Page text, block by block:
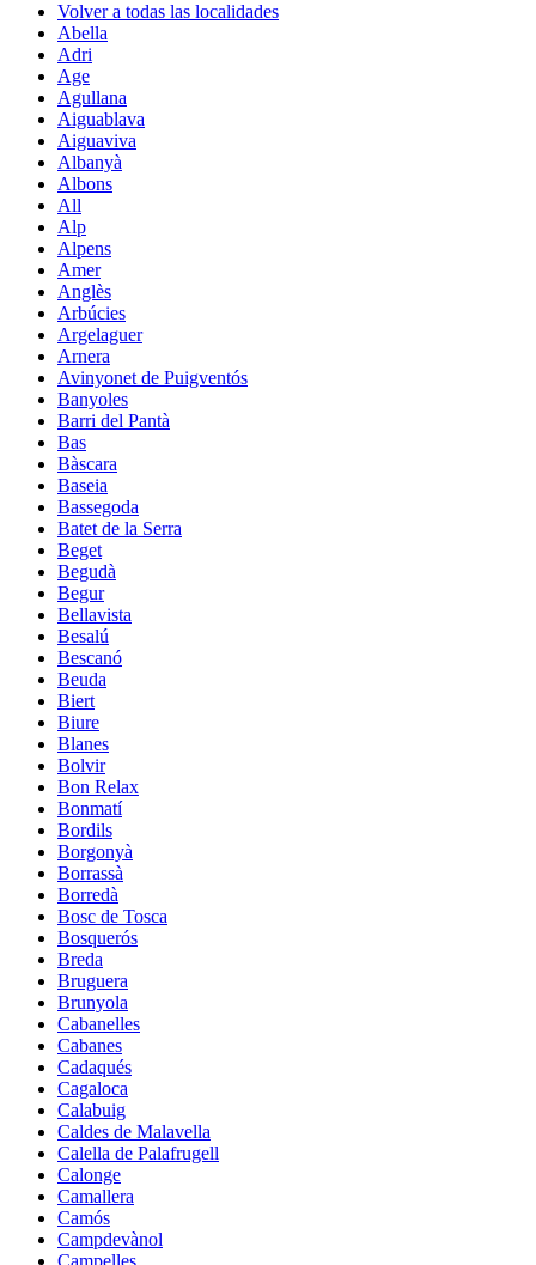
Volver a todas las localidades
Abella
Adri
Age
Agullana
Aiguablava
Aiguaviva
Albanyà
Albons
All
Alp
Alpens
Amer
Anglès
Arbúcies
Argelaguer
Arnera
Avinyonet de Puigventós
Banyoles
Barri del Pantà
Bas
Bàscara
Baseia
Bassegoda
Batet de la Serra
Beget
Begudà
Begur
Bellavista
Besalú
Bescanó
Beuda
Biert
Biure
Blanes
Bolvir
Bon Relax
Bonmatí
Bordils
Borgonyà
Borrassà
Borredà
Bosc de Tosca
Bosquerós
Breda
Bruguera
Brunyola
Cabanelles
Cabanes
Cadaqués
Cagaloca
Calabuig
Caldes de Malavella
Calella de Palafrugell
Calonge
Camallera
Camós
Campdevànol